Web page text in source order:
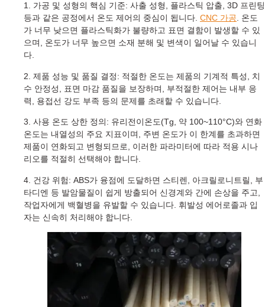
1. 가공 및 성형의 핵심 기준: 사출 성형, 플라스틱 압출, 3D 프린팅
등과 같은 공정에서 온도 제어의 중심이 됩니다. CNC 가공. 온도
가 너무 낮으면 플라스틱화가 불량하고 표면 결함이 발생할 수 있
으며, 온도가 너무 높으면 소재 분해 및 변색이 일어날 수 있습니
다.
2. 제품 성능 및 품질 결정: 적절한 온도는 제품의 기계적 특성, 치
수 안정성, 표면 마감 품질을 보장하며, 부적절한 제어는 내부 응
력, 용접선 강도 부족 등의 문제를 초래할 수 있습니다.
3. 사용 온도 상한 정의: 유리전이온도(Tg, 약 100~110°C)와 연화
온도는 내열성의 주요 지표이며, 주변 온도가 이 한계를 초과하면
제품이 연화되고 변형되므로, 이러한 파라미터에 따라 적용 시나
리오를 적절히 선택해야 합니다.
4. 건강 위험: ABS가 융점에 도달하면 스티렌, 아크릴로니트릴, 부
타디엔 등 발암물질이 쉽게 방출되어 신경계와 간에 손상을 주고,
작업자에게 백혈병을 유발할 수 있습니다. 휘발성 에어로졸과 입
자는 신속히 처리해야 합니다.